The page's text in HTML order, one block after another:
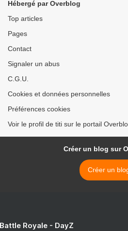
Hébergé par Overblog
Top articles
Pages
Contact
Signaler un abus
C.G.U.
Cookies et données personnelles
Préférences cookies
Voir le profil de titi sur le portail
Créer un blog sur
Créer un
Royale - DayZ